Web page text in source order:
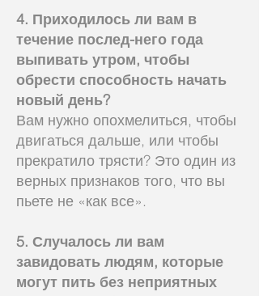
4. Приходилось ли вам в
течение послед-него года
выпивать утром, чтобы
обрести способность начать
новый день?
Вам нужно опохмелиться, чтобы
двигаться дальше, или чтобы
прекратило трясти? Это один из
верных признаков того, что вы
пьете не «как все».
5. Случалось ли вам
завидовать людям, которые
могут пить без неприятных